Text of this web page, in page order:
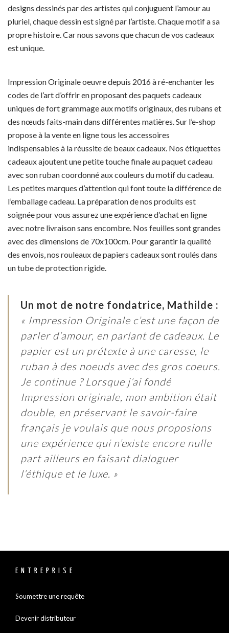
designs dessinés par des artistes qui conjuguent l’amour au
pluriel, chaque dessin est signé par l’artiste. Chaque motif a sa
propre histoire. Car nous savons que chacun de vos cadeaux
est unique.
Impression Originale oeuvre depuis 2016 à ré-enchanter les
codes de l’art d’offrir en proposant des paquets cadeaux
uniques de fort grammage aux motifs originaux, des rubans et
des nœuds faits-main dans différentes matières. Sur l’e-shop
propose à la vente en ligne tous les accessoires
indispensables à la réussite de beaux cadeaux. Nos étiquettes
cadeaux ajoutent une petite touche finale au paquet cadeau
avec son ruban coordonné aux couleurs du motif du cadeau.
Les petites marques d’attention qui font toute la différence de
l’emballage cadeau. La préparation de nos produits est
soignée pour vous assurez une expérience d’achat en ligne
avec notre livraison sans encombre. Nos feuilles sont grandes
avec des dimensions de 70x100cm. Pour garantir la qualité
des envois, nos rouleaux de papiers cadeaux sont roulés dans
un tube de protection rigide.
Un mot de notre fondatrice, Mathilde :
« Impression Originale c’est une façon de
parler d’amour, en parlant de cadeaux. Le
papier est un prétexte à une caresse, le
ruban à des noeuds avec des gros coeurs.
Je continue ? Lorsque j’ai fondé
Impression originale, mon ambition était
double, en préservant le savoir-faire
français je voulais que nous proposions
une expérience qui n’existe encore nulle
part ailleurs en faisant dialoguer
l’éthique et le luxe. »
ENTREPRISE
Soumettre une requête
Devenir distributeur